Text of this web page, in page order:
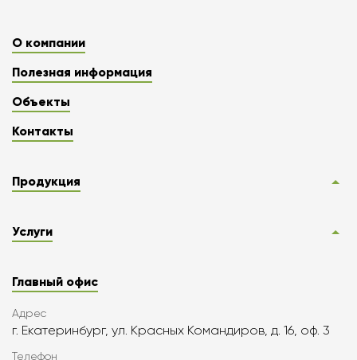
О компании
Полезная информация
Объекты
Контакты
Продукция
Услуги
Главный офис
Адрес
г. Екатеринбург, ул. Красных Командиров, д. 16, оф. 3
Телефон